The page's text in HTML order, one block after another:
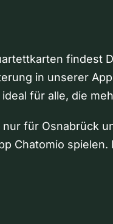
findest
in unserer
für alle, die
nur für Osnabrück
Chatomio